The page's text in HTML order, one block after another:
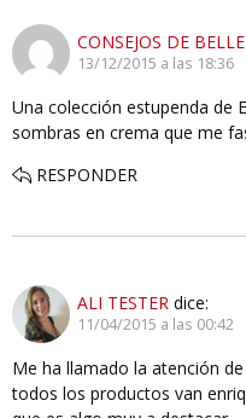
CONSEJOS DE
13/12/2015 a las 18:36
Una colección estupenda de
sombras en crema que me
RESPONDER
ALI TESTER dice:
11/04/2015 a las 00:42
Me ha llamado la atención
todos los productos van